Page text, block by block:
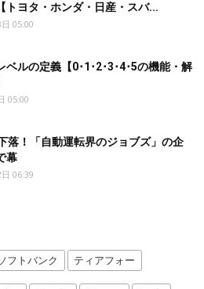
トヨタ・ホンダ・日産・スバ...
05:00
ベルの定義【0･1･2･3･4･5の機能・解
05:00
落！「自動運転界のジョブズ」の企
幕
06:39
フトバンク ティアフォー